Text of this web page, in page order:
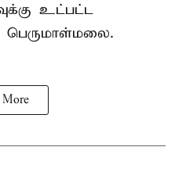
உட்பட்ட
பெருமாள்மலை.